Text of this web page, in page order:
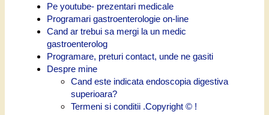
Pe youtube- prezentari medicale
Programari gastroenterologie on-line
Cand ar trebui sa mergi la un medic
gastroenterolog
Programare, preturi contact, unde ne gasiti
Despre mine
Cand este indicata endoscopia digestiva
superioara?
Termeni si conditii .Copyright © !